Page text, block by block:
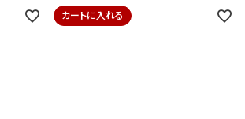
カートに入れる